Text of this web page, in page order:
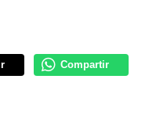
Compartir